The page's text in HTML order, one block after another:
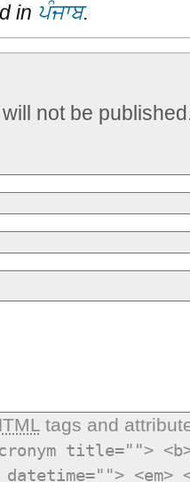
in ਪੰਜਾਬ.
not be
tags and
title="">
datetime="">